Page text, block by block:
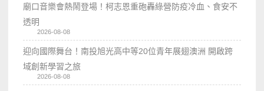
廟口音樂會熱鬧登場！柯志恩重砲轟綠營防疫冷血、食安不
透明
2026-08-08
迎向國際舞台！南投旭光高中等20位青年展翅澳洲 開啟跨
域創新學習之旅
2026-08-08